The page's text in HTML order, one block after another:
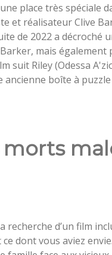
place très spéciale
et réalisateur Clive
de 2022 a
mais
suit Riley (Odessa
boîte à
recherche d’un film
dont vous aviez